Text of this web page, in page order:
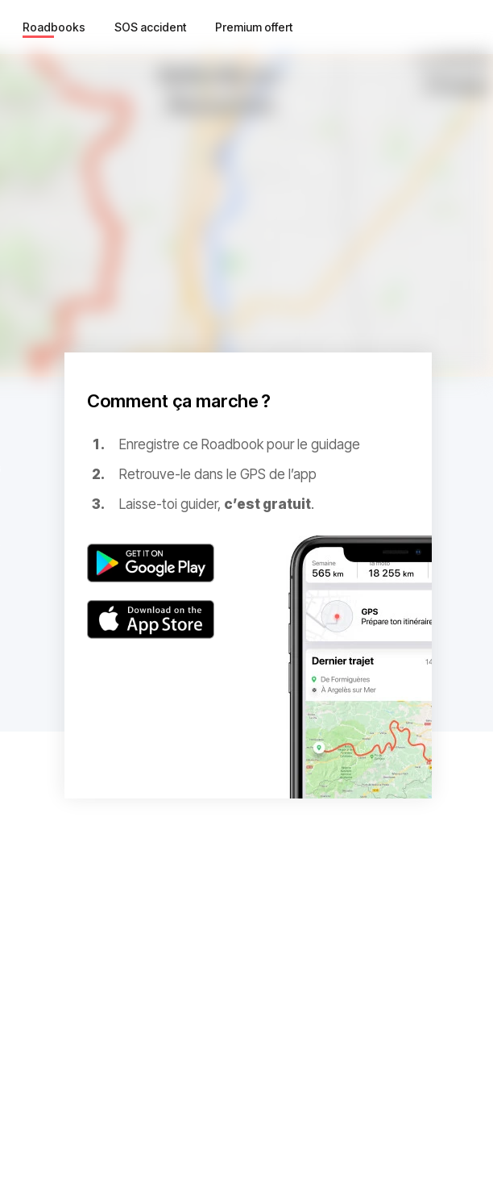
Roadbooks SOS accident Premium offert
Comment ça marche ?
Enregistre ce Roadbook pour le guidage
Retrouve-le dans le GPS de l’app
Laisse-toi guider, c’est gratuit.